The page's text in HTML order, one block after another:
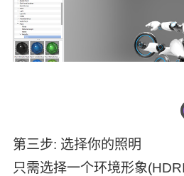
第三步: 选择你的照明
只需选择一个环境形象